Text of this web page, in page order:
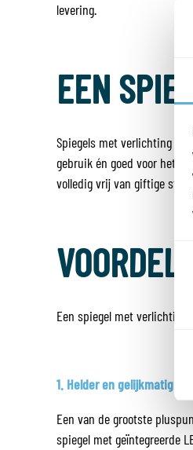
levering.
EEN
Spiegels met verlichting
gebruik én goed voor het
volledig vrij van giftige
Een spiegel met
1. Helder en gelijkmatig licht
Een van de grootste
spiegel met geïntegreerde